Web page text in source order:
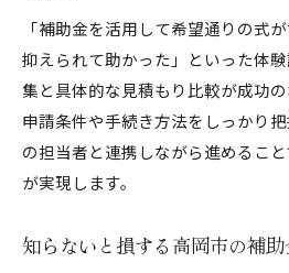
「補助金を活用して希望通りの式
抑えられて助かった」といった体
集と具体的な見積もり比較が成功
申請条件や手続き方法をしっかり
の担当者と連携しながら進めるこ
が実現します。
知らないと損する高岡市の補